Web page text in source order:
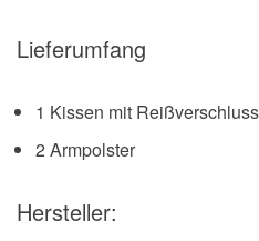
Lieferumfang
1 Kissen mit Reißverschluss
2 Armpolster
Hersteller: